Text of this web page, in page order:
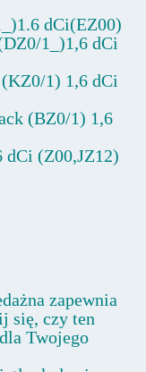
dCi(EZ00)
1_)1,6 dCi
1) 1,6 dCi
(BZ0/1) 1,6
(Z00,JZ12)
zapewnia
się, czy ten
Twojego